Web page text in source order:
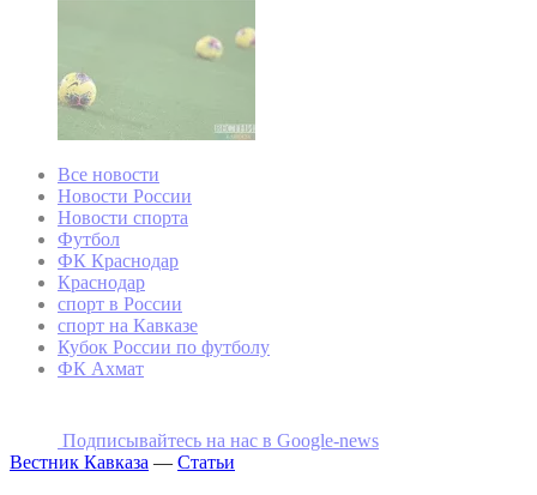
Все новости
Новости России
Новости спорта
Футбол
ФК Краснодар
Краснодар
спорт в России
спорт на Кавказе
Кубок России по футболу
ФК Ахмат
Подписывайтесь на наc в Google-news
Вестник Кавказа — Статьи